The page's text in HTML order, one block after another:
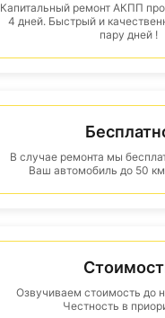
Капитальный ремонт АКПП
4 дней. Быстрый и
пару дней !
В случае ремонта мы
Ваш автомобиль до 50
Озвучиваем стоимость до
Честность в